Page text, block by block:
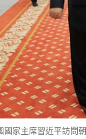
家主席習近平訪問